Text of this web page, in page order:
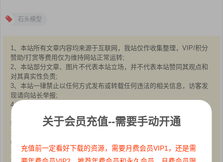
石头模型
1、本站所有文章内容均来源于互联网，我站仅作收集整理，VIP/积分
赞助/打赏等费用仅为维持网站正常运转;
2、本站部分文章、图片不代表本站立场，并不代表本站赞同其观点和
对其真实性负责;
3、本站一律禁止以任何方式发布或转载任何违法的相关信息，访客发
现请向站长举报;
4、本站资源大多存储在云盘，如发现链接失效，请联系我们，我们会
第一时间更新:
5、本站分享的高质量高清写真图集，出镜模特均为成年女性正常写真
无R18内容，仅限用于摄影爱好者提供素材与鉴赏学习;
6、本站所有文章、图片、资源等均为收集自互联网，版权归原作者所
有。仅作为个人学习、研究以及欣赏!请在下载后24小时内删除。
关于会员充值--需要手动开通
充值前一定看好下载的资源，需要月费会员VIP1，还是需